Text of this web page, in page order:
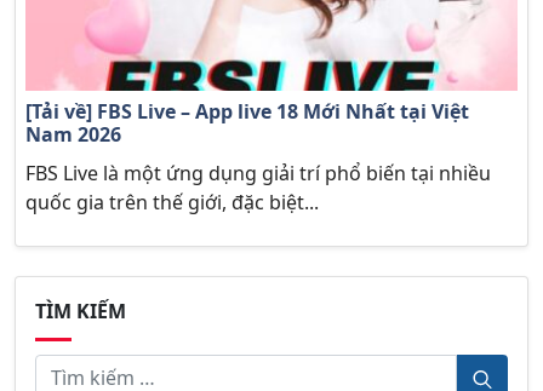
[Tải về] FBS Live – App live 18 Mới Nhất tại Việt
Nam 2026
FBS Live là một ứng dụng giải trí phổ biến tại nhiều
quốc gia trên thế giới, đặc biệt...
TÌM KIẾM